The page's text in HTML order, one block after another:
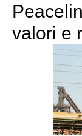
valori e